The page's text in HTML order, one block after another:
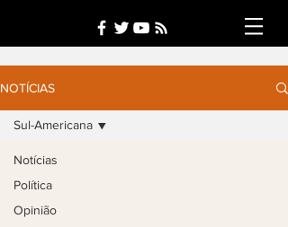
NOTÍCIAS
Notícias
Política
Opinião
Sul-Americana